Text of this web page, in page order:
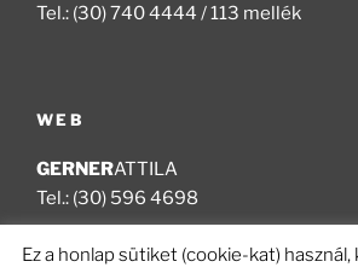
Tel.: (30) 740 4444 / 113 mellék
WEB
GERNERATTILA
Tel.: (30) 596 4698
Ez a honlap sütiket (cookie-kat)